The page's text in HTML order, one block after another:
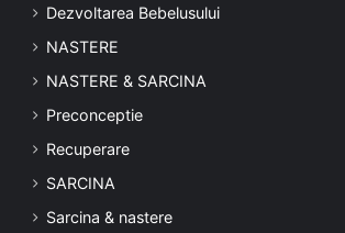
Dezvoltarea Bebelusului
NASTERE
NASTERE & SARCINA
Preconceptie
Recuperare
SARCINA
Sarcina & nastere